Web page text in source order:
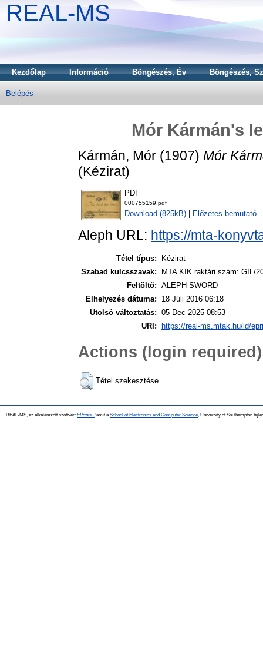
REAL-MS
Kezdőlap Információ Böngészés, Év Böngészés,
Belépés
Mór Kármán's
Kármán, Mór (1907) Mór
(Kézirat)
PDF
000755159.pdf
Download (825kB) Előzetes bemutató
Aleph URL: https://mta-
Tétel típus:
Kézirat
Szabad kulcsszavak:
MTA KIK raktári szám: GIL/
Feltöltő: ALEPH SWORD
Elhelyezés dátuma:
18 Júli 2016 06:18
Utolsó változtatás: 05 Dec 2025 08:53
URI:
https://real-ms.mtak.hu/id/
Actions (login required)
Tétel szekesztése
REAL-MS, az alkalamzott szoftver: EPrints 3amit a School of Electronics and Computer Science , University of Southampton